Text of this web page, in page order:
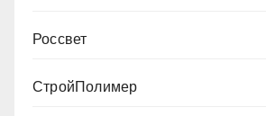
Россвет
СтройПолимер